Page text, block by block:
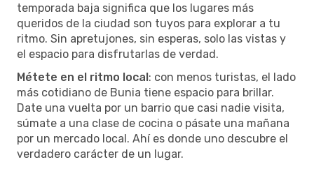
temporada baja significa que los lugares más
queridos de la ciudad son tuyos para explorar a tu
ritmo. Sin apretujones, sin esperas, solo las vistas y
el espacio para disfrutarlas de verdad.
Métete en el ritmo local: con menos turistas, el lado
más cotidiano de Bunia tiene espacio para brillar.
Date una vuelta por un barrio que casi nadie visita,
súmate a una clase de cocina o pásate una mañana
por un mercado local. Ahí es donde uno descubre el
verdadero carácter de un lugar.